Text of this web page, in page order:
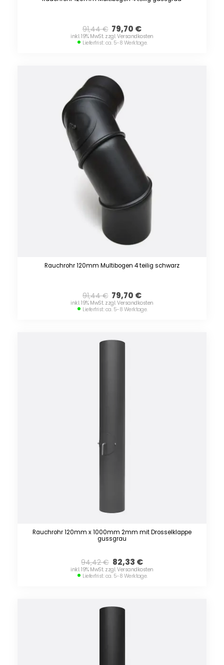
91,44€ 79,70 €
inkl. 19% MwSt. zzgl. Versandkosten
Lieferfrist: ca. 5-8 Werktage.
Rauchrohr 120mm Multibogen 4 teilig schwarz
91,44€ 79,70 €
inkl. 19% MwSt. zzgl. Versandkosten
Lieferfrist: ca. 5-8 Werktage.
Rauchrohr 120mm x 1000mm 2mm mit Drosselklappe
gussgrau
94,42€ 82,33 €
inkl. 19% MwSt. zzgl. Versandkosten
Lieferfrist: ca. 5-8 Werktage.